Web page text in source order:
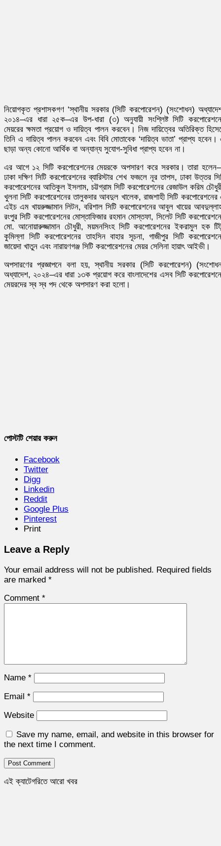
নিয়োগকৃত প্রশাসকগণ ‘স্থানীয় সরকার (সিটি করপোরেশন) (সংশোধন)
২০১৪–এর ধারা ২৫ক–এর উপ-ধারা (৩) অনুযায়ী সংশ্লিষ্ট সিটি
মেয়রের ক্ষমতা প্রয়োগ ও দায়িত্ব পালন করবেন। নিজ দায়িত্বের অতিরিক্ত
তিনি এ দায়িত্ব পালন করবেন এবং বিবি মোতাবেক ‘দায়িত্ব ভাতা’ প্রাপ্য
ছাড়া অন্য কোনো আর্থিক বা অন্যান্য সুযোগ-সুবিধা প্রাপ্য হবেন না।
এর আগে ১২ সিটি করপোরেশনের মেয়রকে অপসারণ করে সরকার। তারা
ঢাকা দক্ষিণ সিটি করপোরেশনের ব্যারিস্টার শেখ ফজলে নূর তাপস, ঢাকা উত্তর
করপোরেশনের আতিকুল ইসলাম, চট্টগ্রাম সিটি করপোরেশনের রেজাউল করিম
খুলনা সিটি করপোরেশনের তালুকদার আবদুল খালেক, রাজশাহী সিটি
এইচ এম খায়রুজ্জামান লিটন, বরিশাল সিটি করপোরেশনের আবুল খায়ের
রংপুর সিটি করপোরেশনের মোস্তাফিজার রহমান মোস্তফা, সিলেট সিটি
মো. আনোয়ারুজ্জামান চৌধুরী, ময়মনসিংহ সিটি করপোরেশনের ইকরামুল হক
কুমিল্লা সিটি করপোরেশনের তাহসিন বাহার সূচনা, গাজীপুর সিটি
জায়েদা খাতুন এবং নারায়ণগঞ্জ সিটি করপোরেশনের মেয়র সেলিনা হায়াৎ আইভী।
অপসারণের প্রজ্ঞাপনে বলা হয়, স্থানীয় সরকার (সিটি করপোরেশন)
অধ্যাদেশ, ২০২৪–এর ধারা ১৩ক প্রয়োগ করে বাংলাদেশের এসব সিটি
মেয়রদের স্ব স্ব পদ থেকে অপসারণ করা হলো।
পোস্টটি শেয়ার করুন
Facebook
Twitter
Digg
Linkedin
Reddit
Google Plus
Pinterest
Print
Leave a Reply
Your email address will not be published. Required fields
are marked *
Comment *
Name *
Email *
Website
Save my name, email, and website in this browser for
the next time I comment.
এই ক্যাটেগরিতে আরো খবর